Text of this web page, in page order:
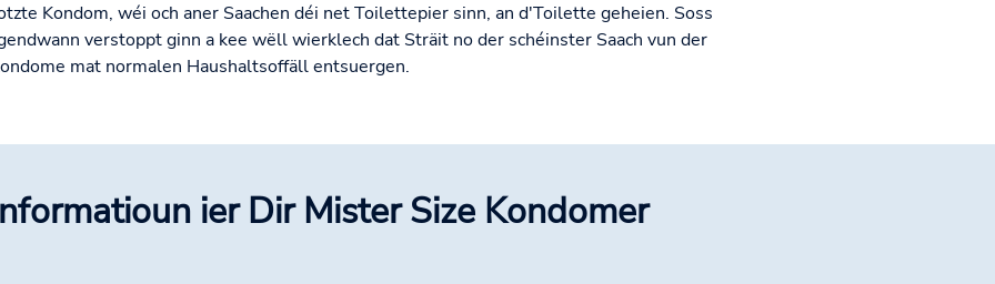
Kondom, wéi och aner Saachen déi net Toilettepier sinn, an d'Toilette geheien. Soss
verstoppt ginn a kee wëll wierklech dat Sträit no der schéinster Saach vun der
mat normalen Haushaltsoffäll entsuergen.
ier Dir Mister Size Kondomer